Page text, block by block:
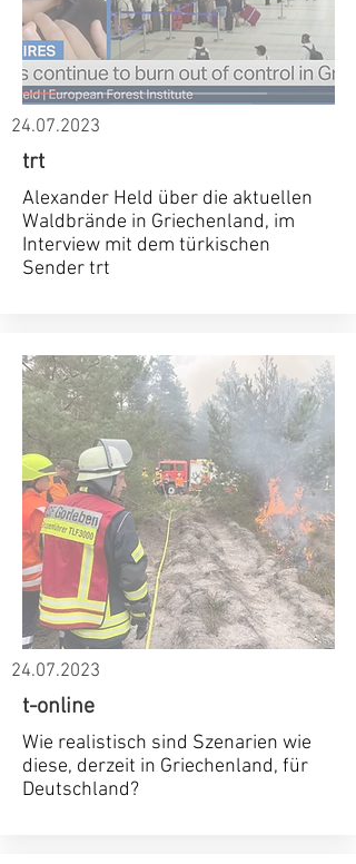
24.07.2023
trt
Alexander Held über die aktuellen
Waldbrände in Griechenland, im
Interview mit dem türkischen
Sender trt
24.07.2023
t-online
Wie realistisch sind Szenarien wie
diese, derzeit in Griechenland, für
Deutschland?